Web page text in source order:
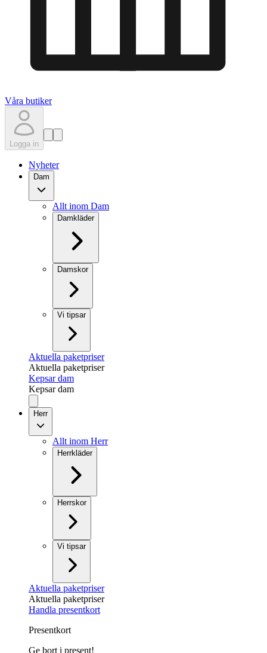
Våra butiker
Logga in
Nyheter
Dam
Allt inom Dam
Damkläder
Damskor
Vi tipsar
Aktuella paketpriser
Aktuella paketpriser
Kepsar dam
Kepsar dam
Herr
Allt inom Herr
Herrkläder
Herrskor
Vi tipsar
Aktuella paketpriser
Aktuella paketpriser
Handla presentkort
Presentkort
Ge bort i present!